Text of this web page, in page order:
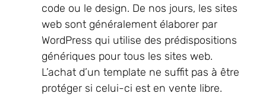
code ou le design. De nos jours, les sites
web sont généralement élaborer par
WordPress qui utilise des prédispositions
génériques pour tous les sites web.
L’achat d’un template ne suffit pas à être
protéger si celui-ci est en vente libre.